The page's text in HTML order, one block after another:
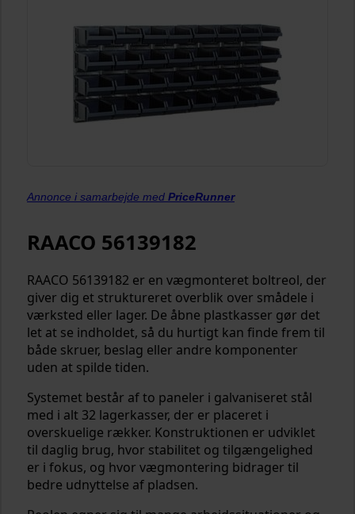
Annonce i samarbejde med PriceRunner
RAACO 56139182
RAACO 56139182 er en vægmonteret boltreol, der
giver dig et struktureret overblik over smådele i
værksted eller lager. De åbne plastkasser gør det
let at se indholdet, så du hurtigt kan finde frem til
både skruer, beslag eller andre komponenter
uden at spilde tiden.
Systemet består af to paneler i galvaniseret stål
med i alt 32 lagerkasser, der er placeret i
overskuelige rækker. Konstruktionen er udviklet
til daglig brug, hvor stabilitet og tilgængelighed
er i fokus, og hvor vægmontering bidrager til
bedre udnyttelse af pladsen.